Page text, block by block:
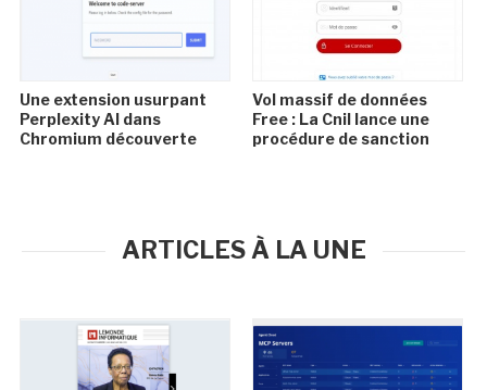
Une extension usurpant
Perplexity AI dans
Chromium découverte
Vol massif de données
Free : La Cnil lance une
procédure de sanction
ARTICLES À LA UNE